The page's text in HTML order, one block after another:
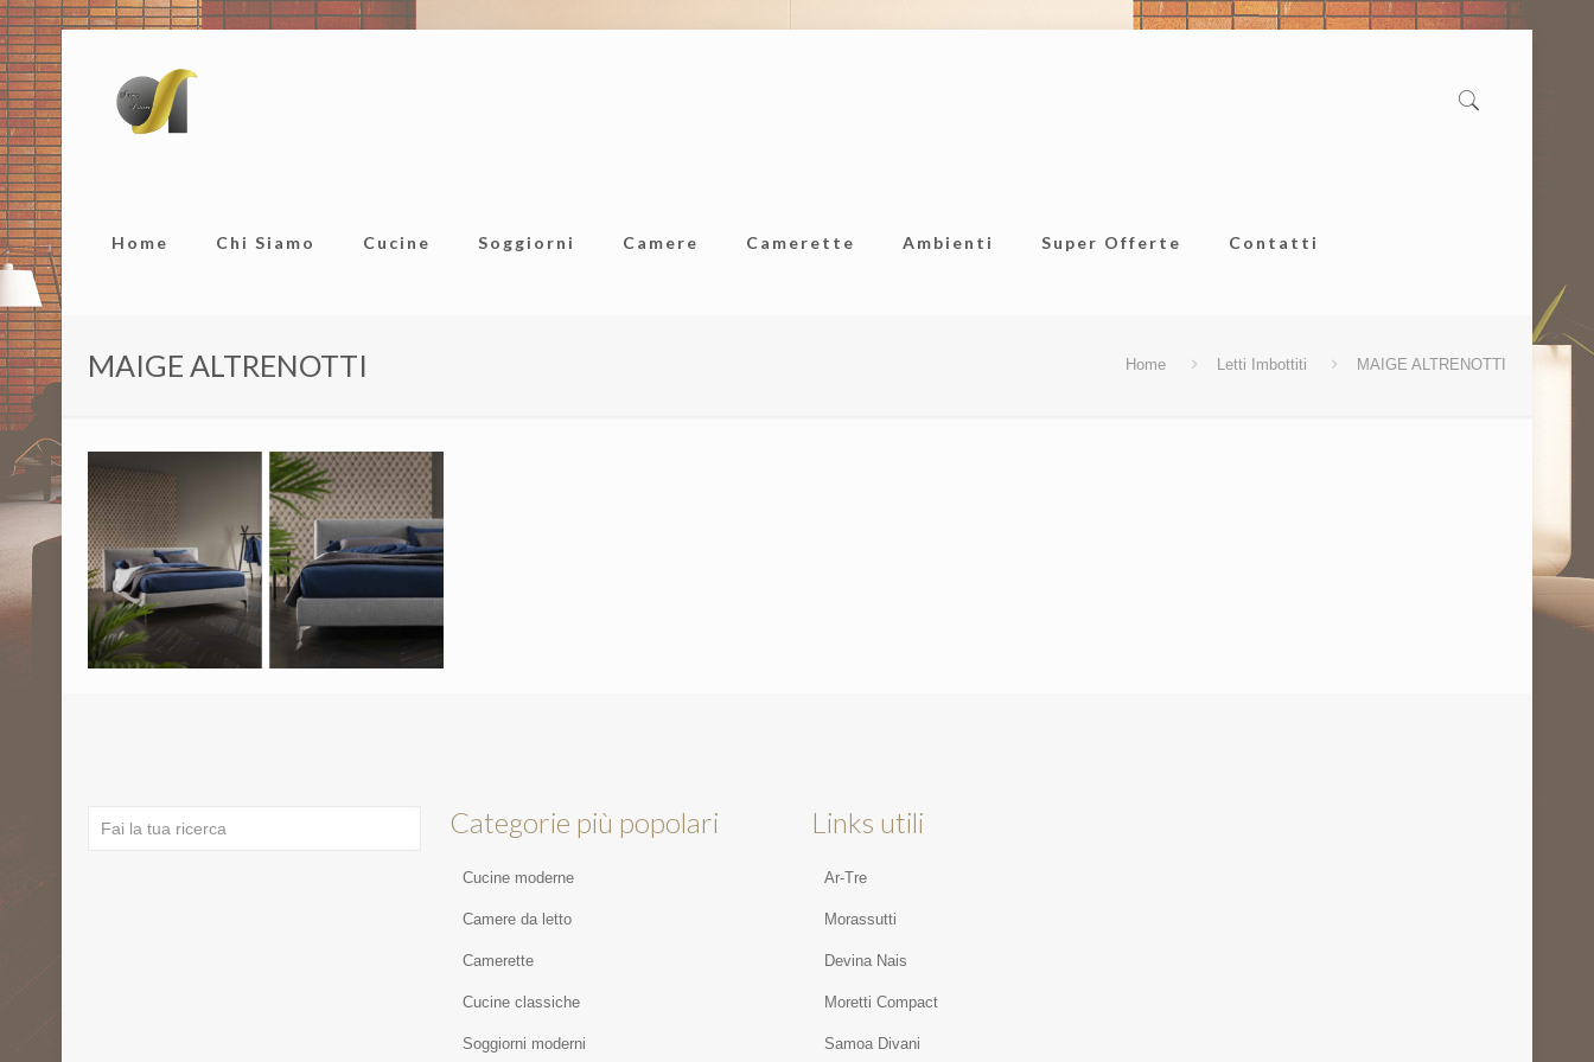
Home Chi Siamo Cucine Soggiorni Camere Camerette Ambienti Super Offerte Contatti
MAIGE ALTRENOTTI Home Letti Imbottiti MAIGE ALTRENOTTI
Categorie più popolari
Cucine moderne
Camere da letto
Camerette
Cucine classiche
Soggiorni moderni
Links utili
Ar-Tre
Morassutti
Devina Nais
Moretti Compact
Samoa Divani